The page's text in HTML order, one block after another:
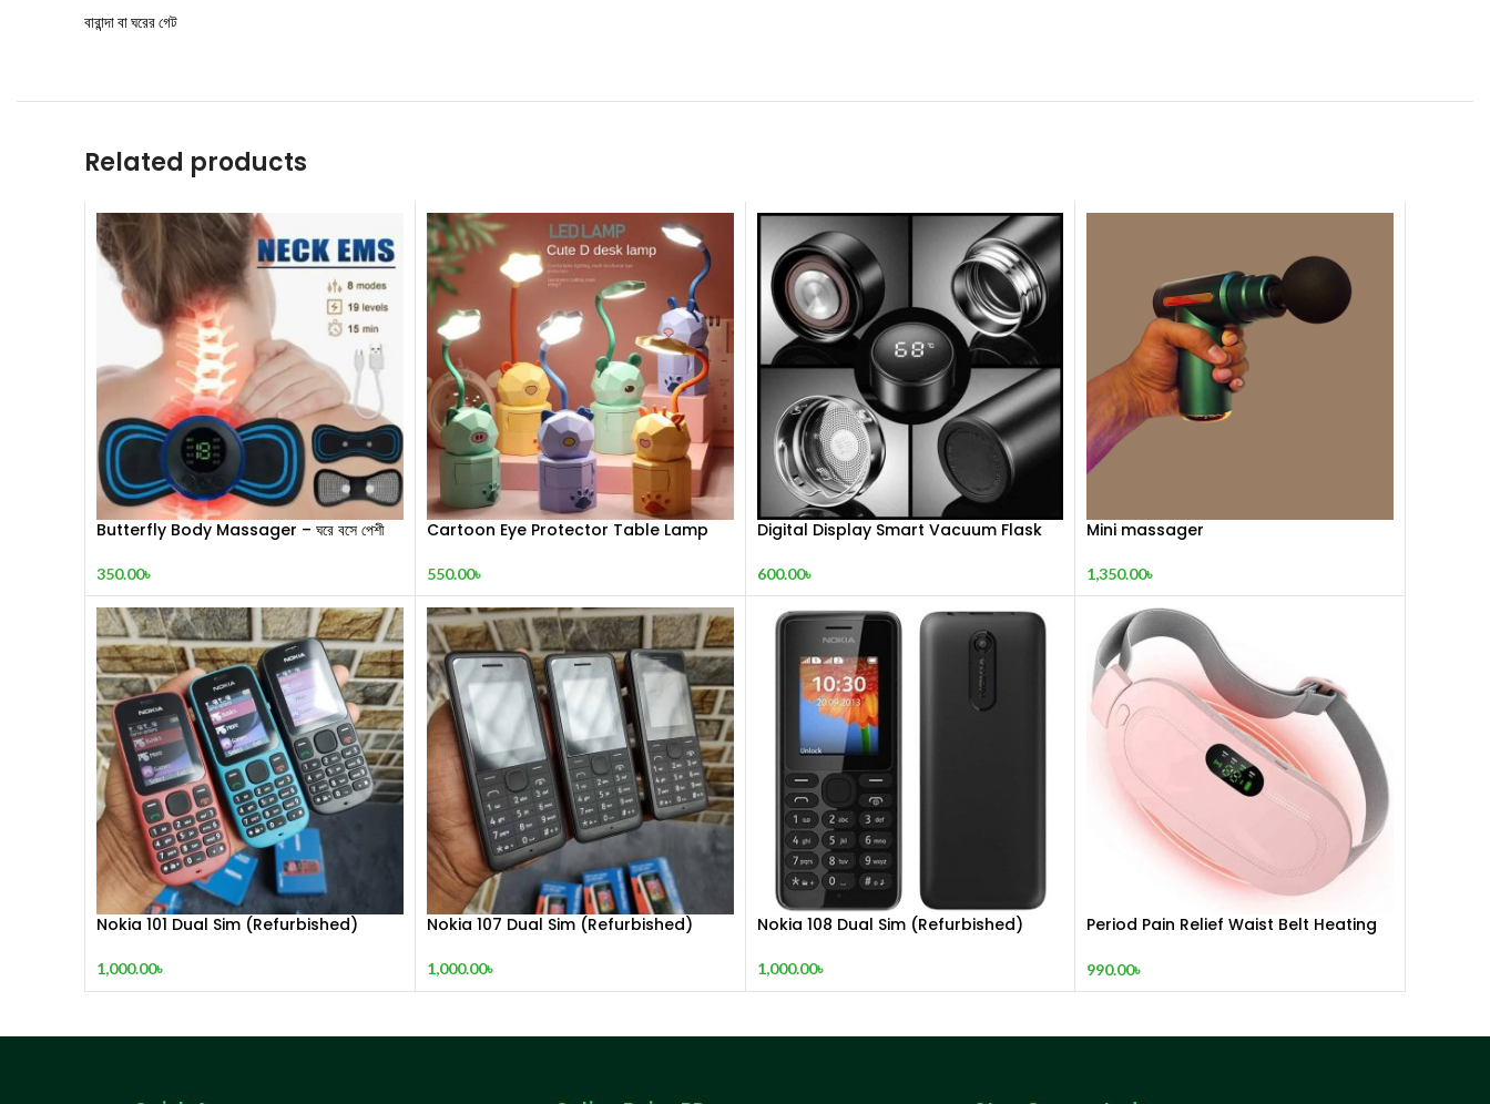
বারান্দা বা ঘরের গেট
Related products
Butterfly Body Massager – ঘরে বসে পেশী
350.00৳
Cartoon Eye Protector Table Lamp
550.00৳
Digital Display Smart Vacuum Flask
600.00৳
Mini massager
1,350.00৳
Nokia 101 Dual Sim (Refurbished)
1,000.00৳
Nokia 107 Dual Sim (Refurbished)
1,000.00৳
Nokia 108 Dual Sim (Refurbished)
1,000.00৳
Period Pain Relief Waist Belt Heating
990.00৳